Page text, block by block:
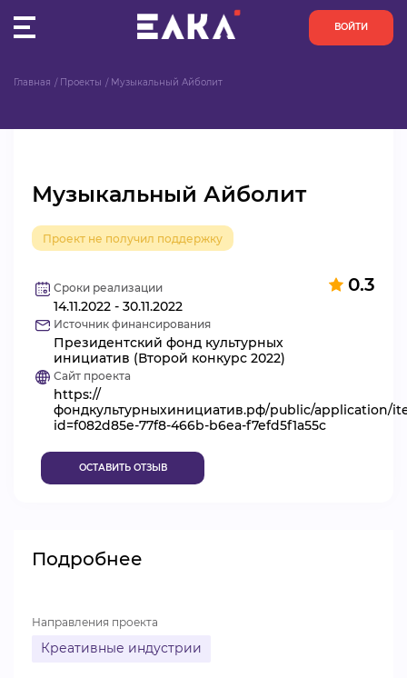
ВОЙТИ
ОРГАНИЗАЦИИ
АКТИВИСТЫ
ПРОЕКТЫ
АНАЛИТИКА
БАЗА ЗНАНИЙ
ВИДЕОКУРСЫ
Главная Проекты Музыкальный Айболит
Музыкальный Айболит
Проект не получил поддержку
0.3
Сроки реализации
14.11.2022 - 30.11.2022
Источник финансирования
Президентский фонд культурных
инициатив (Второй конкурс 2022)
Сайт проекта
https://
фондкультурныхинициатив.рф/public/application/
id=f082d85e-77f8-466b-b6ea-f7efd5f1a55c
ОСТАВИТЬ ОТЗЫВ
Подробнее
Направления проекта
Креативные индустрии